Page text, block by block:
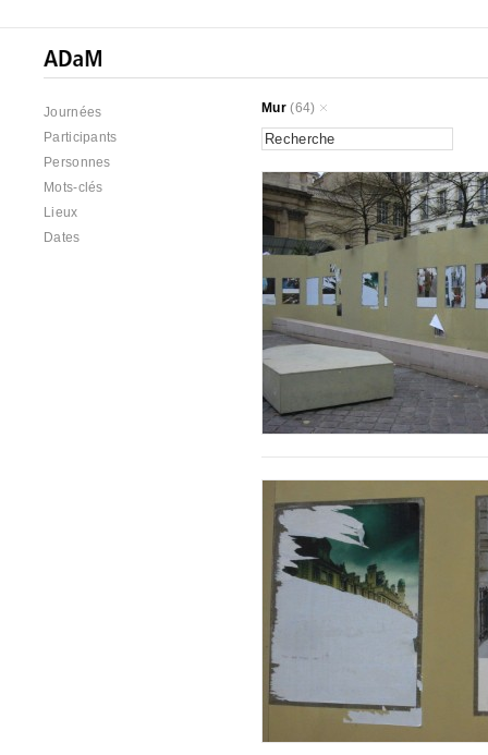
Journées
Participants
Personnes
Mots-clés
Lieux
Dates
Mur(64)